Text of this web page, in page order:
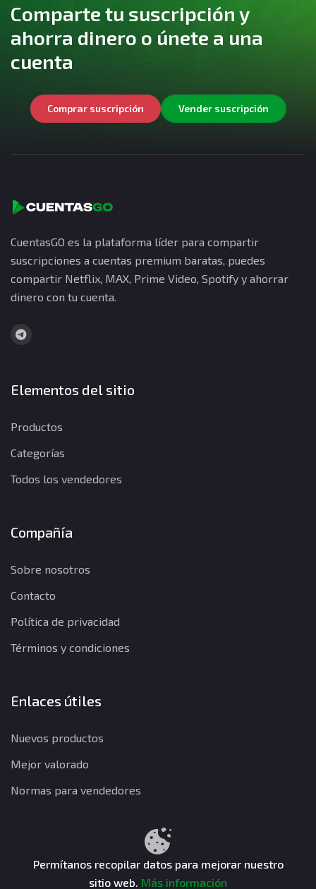
Comparte tu suscripción y
ahorra dinero o únete a una
cuenta
Comprar suscripción Vender suscripción
CuentasGO es la plataforma líder para compartir
suscripciones a cuentas premium baratas, puedes
compartir Netflix, MAX, Prime Video, Spotify y ahorrar
dinero con tu cuenta.
Elementos del sitio
Productos
Categorías
Todos los vendedores
Compañía
Sobre nosotros
Contacto
Política de privacidad
Términos y condiciones
Enlaces útiles
Nuevos productos
Mejor valorado
Normas para vendedores
Términos y condiciones
CuentasGO © 2026. Todos los derechos reservados.
Permítanos recopilar datos para mejorar nuestro
sitio web. Más información